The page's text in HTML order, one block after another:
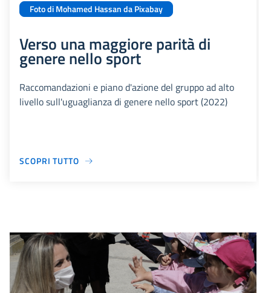
Foto di Mohamed Hassan da Pixabay
Verso una maggiore parità di
genere nello sport
Raccomandazioni e piano d'azione del gruppo ad alto
livello sull'uguaglianza di genere nello sport (2022)
SCOPRI TUTTO